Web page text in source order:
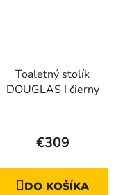
Toaletný stolík
DOUGLAS I čierny
€309
DO KOŠÍKA